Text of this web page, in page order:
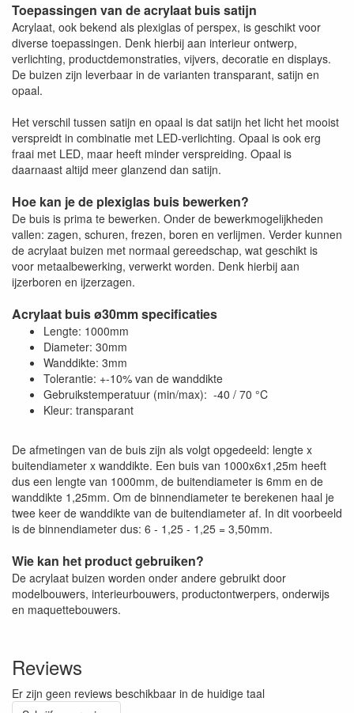
Toepassingen van de acrylaat buis satijn
Acrylaat, ook bekend als plexiglas of perspex, is geschikt voor
diverse toepassingen. Denk hierbij aan interieur ontwerp,
verlichting, productdemonstraties, vijvers, decoratie en displays.
De buizen zijn leverbaar in de varianten transparant, satijn en
opaal.
Het verschil tussen satijn en opaal is dat satijn het licht het mooist
verspreidt in combinatie met LED-verlichting. Opaal is ook erg
fraai met LED, maar heeft minder verspreiding. Opaal is
daarnaast altijd meer glanzend dan satijn.
Hoe kan je de plexiglas buis bewerken?
De buis is prima te bewerken. Onder de bewerkmogelijkheden
vallen: zagen, schuren, frezen, boren en verlijmen. Verder kunnen
de acrylaat buizen met normaal gereedschap, wat geschikt is
voor metaalbewerking, verwerkt worden. Denk hierbij aan
ijzerboren en ijzerzagen.
Acrylaat buis ø30mm specificaties
Lengte: 1000mm
Diameter: 30mm
Wanddikte: 3mm
Tolerantie: +-10% van de wanddikte
Gebruikstemperatuur (min/max): -40 / 70 °C
Kleur: transparant
De afmetingen van de buis zijn als volgt opgedeeld: lengte x
buitendiameter x wanddikte. Een buis van 1000x6x1,25m heeft
dus een lengte van 1000mm, de buitendiameter is 6mm en de
wanddikte 1,25mm. Om de binnendiameter te berekenen haal je
twee keer de wanddikte van de buitendiameter af. In dit voorbeeld
is de binnendiameter dus: 6 - 1,25 - 1,25 = 3,50mm.
Wie kan het product gebruiken?
De acrylaat buizen worden onder andere gebruikt door
modelbouwers, interieurbouwers, productontwerpers, onderwijs
en maquettebouwers.
Reviews
Er zijn geen reviews beschikbaar in de huidige taal